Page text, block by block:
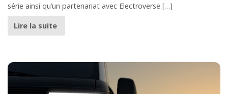
série ainsi qu’un partenariat avec Electroverse […]
Lire la suite